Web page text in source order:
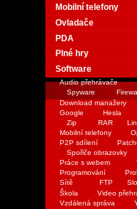
Mobilní telefony
Ovladače
PDA
Plné hry
Software
Audio přehrávače
Spyware
Firewall
Download manažery
Google
Hesla
Zip
RAR
Mobilní telefony
P2P sdílení
Spořiče obrazovky
Práce s webem
Programování
Sítě
FTP
Škola
Video
Vzdálená správa